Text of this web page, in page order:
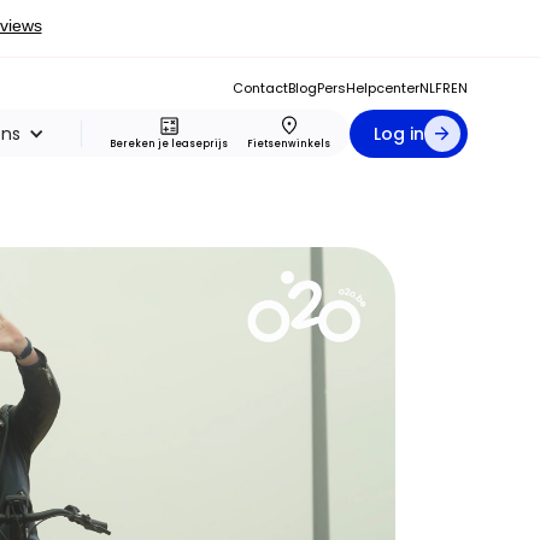
ContactBlogPersHelpcenterNLFREN
Bereken je leaseprijs Fietsenwinkels Log in